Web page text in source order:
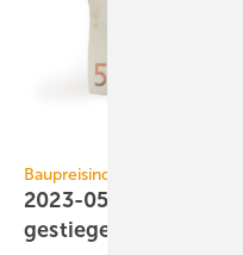
Baupreisindex
2023-05: Baupreise
gestiegen